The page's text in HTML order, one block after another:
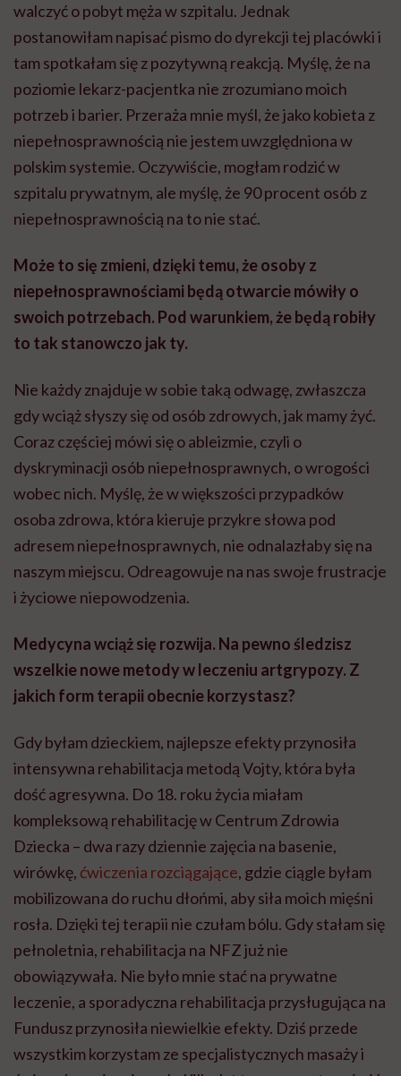
walczyć o pobyt męża w szpitalu. Jednak
postanowiłam napisać pismo do dyrekcji tej placówki i
tam spotkałam się z pozytywną reakcją. Myślę, że na
poziomie lekarz-pacjentka nie zrozumiano moich
potrzeb i barier. Przeraża mnie myśl, że jako kobieta z
niepełnosprawnością nie jestem uwzględniona w
polskim systemie. Oczywiście, mogłam rodzić w
szpitalu prywatnym, ale myślę, że 90 procent osób z
niepełnosprawnością na to nie stać.
Może to się zmieni, dzięki temu, że osoby z
niepełnosprawnościami będą otwarcie mówiły o
swoich potrzebach. Pod warunkiem, że będą robiły
to tak stanowczo jak ty.
Nie każdy znajduje w sobie taką odwagę, zwłaszcza
gdy wciąż słyszy się od osób zdrowych, jak mamy żyć.
Coraz częściej mówi się oableizmie, czyli o
dyskryminacji osób niepełnosprawnych, o wrogości
wobec nich. Myślę, że w większości przypadków
osoba zdrowa, która kieruje przykre słowa pod
adresem niepełnosprawnych, nie odnalazłaby się na
naszym miejscu. Odreagowuje na nas swoje frustracje
i życiowe niepowodzenia.
Medycyna wciąż się rozwija. Na pewno śledzisz
wszelkie nowe metody w leczeniu artgrypozy. Z
jakich form terapii obecnie korzystasz?
Gdy byłam dzieckiem, najlepsze efekty przynosiła
intensywna rehabilitacja metodąVojty, która była
dość agresywna. Do 18. roku życia miałam
kompleksową rehabilitację w Centrum Zdrowia
Dziecka – dwa razy dziennie zajęcia na basenie,
wirówkę, ćwiczenia rozciągające, gdzie ciągle byłam
mobilizowana do ruchu dłońmi, aby siła moich mięśni
rosła. Dzięki tej terapii nie czułam bólu. Gdy stałam się
pełnoletnia, rehabilitacja na NFZ już nie
obowiązywała. Nie było mnie stać na prywatne
leczenie, a sporadyczna rehabilitacja przysługująca na
Fundusz przynosiła niewielkie efekty. Dziś przede
wszystkim korzystam ze specjalistycznych masaży i